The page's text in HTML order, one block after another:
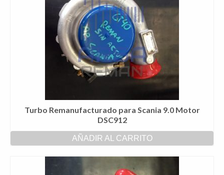
Turbo Remanufacturado para Scania 9.0 Motor
DSC912
AÑADIR AL CARRITO